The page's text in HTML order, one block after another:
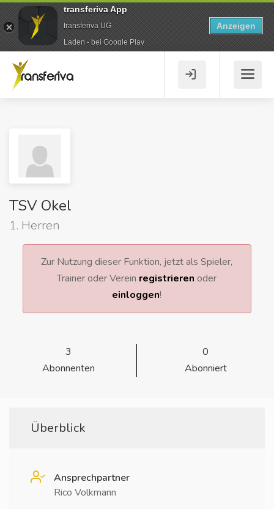
TSV Okel
1. Herren
Zur Nutzung dieser Funktion, jetzt als Spieler,
Trainer oder Verein registrieren oder
einloggen!
3
Abonnenten
0
Abonniert
Überblick
Ansprechpartner
Rico Volkmann
transferiva App
transferiva UG
Laden - bei Google Play
Anzeigen